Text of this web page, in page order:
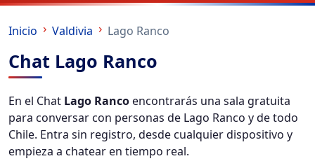
Inicio Valdivia Lago Ranco
Chat Lago Ranco
En el Chat Lago Rancoencontrarás una sala gratuita
para conversar con personas de Lago Ranco y de todo
Chile. Entra sin registro, desde cualquier dispositivo y
empieza a chatear en tiempo real.